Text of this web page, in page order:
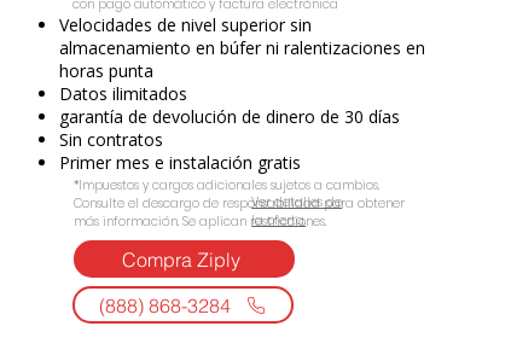
con pago automático y factura electrónica
Velocidades de nivel superior sin
almacenamiento en búfer ni ralentizaciones en
horas punta
Datos ilimitados
garantía de devolución de dinero de 30 días
Sin contratos
Primer mes e instalación gratis
*Impuestos y cargos adicionales sujetos a cambios.
Consulte el descargo de responsabilidad para obtener
más información. Se aplican restricciones.
Ver detalles de
la oferta.
Compra Ziply
(888) 868-3284